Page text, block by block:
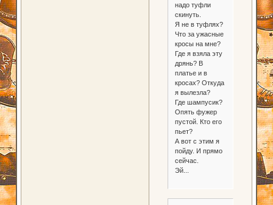
надо туфли
скинуть.
Я не в туфлях?
Что за ужасные
кросы на мне?
Где я взяла эту
дрянь? В
платье и в
кросах? Откуда
я вылезла?
Где шампусик?
Опять фужер
пустой. Кто его
пьет?
А вот с этим я
пойду. И прямо
сейчас.
Эй...